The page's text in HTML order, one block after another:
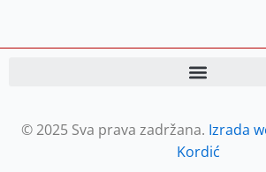
© 2025 Sva prava zadržana. Izrada
Kordić